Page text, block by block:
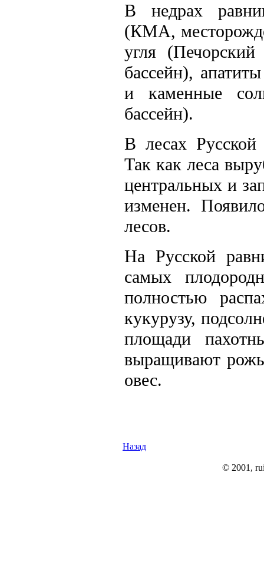
В недрах
(КМА,
угля
бассейн),
и каменные
бассейн).
В лесах Русской
Так как леса
центральных и
изменен.
лесов.
На Русской
самых
полностью
кукурузу,
площади
выращивают
овес.
Назад
© 2001,